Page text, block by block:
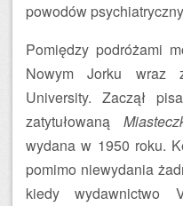
powodów
Pomiędzy podróżami
Nowym Jorku wraz
University. Zaczął
zatytułowaną
wydana w 1950 roku.
pomimo niewydania
kiedy wydawnictwo